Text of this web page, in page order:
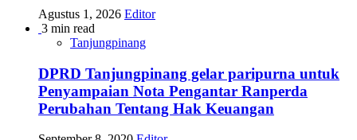
Agustus 1, 2026 Editor
3 min read
Tanjungpinang
DPRD Tanjungpinang gelar paripurna untuk
Penyampaian Nota Pengantar Ranperda
Perubahan Tentang Hak Keuangan